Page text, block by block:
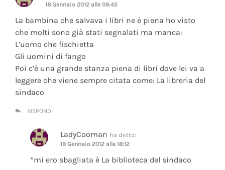
18 Gennaio 2012 alle 09:45
La bambina che salvava i libri ne è piena ho visto
che molti sono già stati segnalati ma manca:
L’uomo che fischietta
Gli uomini di fango
Poi c’è una grande stanza piena di libri dove lei va a
leggere che viene sempre citata come: La libreria del
sindaco
RISPONDI
LadyCooman ha detto:
19 Gennaio 2012 alle 18:12
*mi ero sbagliata è La biblioteca del sindaco